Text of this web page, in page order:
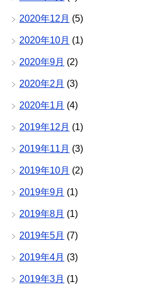
2020年12月 (5)
2020年10月 (1)
2020年9月 (2)
2020年2月 (3)
2020年1月 (4)
2019年12月 (1)
2019年11月 (3)
2019年10月 (2)
2019年9月 (1)
2019年8月 (1)
2019年5月 (7)
2019年4月 (3)
2019年3月 (1)